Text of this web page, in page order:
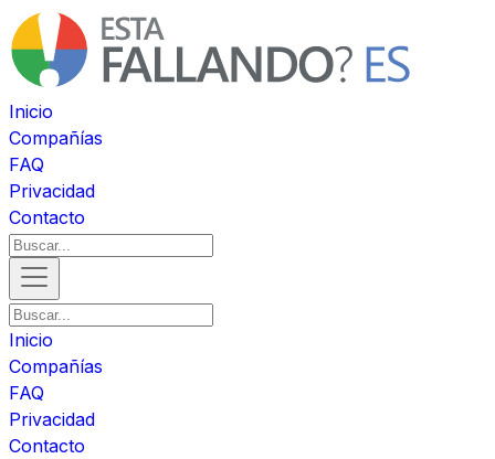
Inicio
Compañías
FAQ
Privacidad
Contacto
Inicio
Compañías
FAQ
Privacidad
Contacto